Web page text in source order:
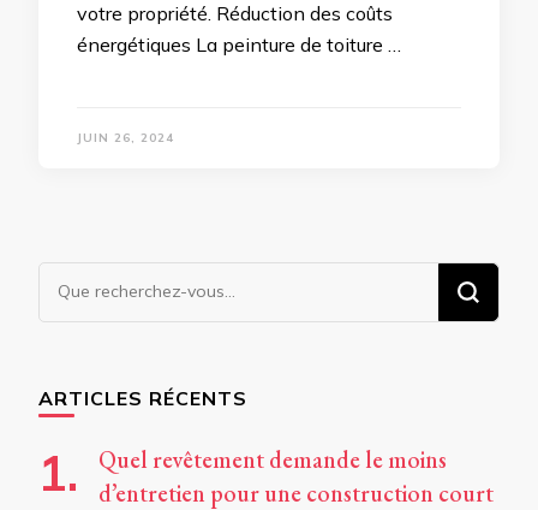
votre propriété. Réduction des coûts
énergétiques La peinture de toiture …
JUIN 26, 2024
Vous
recherchiez
ARTICLES RÉCENTS
Quel revêtement demande le moins
d’entretien pour une construction court